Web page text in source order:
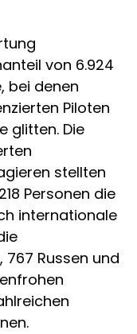
von 6.924
bei denen
Piloten
glitten. Die
stellten
Personen die
internationale
Russen und